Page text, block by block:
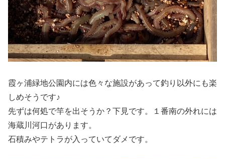
霞ヶ浦緑地公園内には色々な施設があって釣り以外にも楽
しめそうです♪
先ずは何処で竿を出そうか？下見です。１番南の外れには
海蔵川河口があります。
石積みやテトラが入っていてダメです。